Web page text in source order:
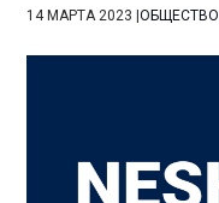
14 МАРТА 2023 |ОБЩЕСТВО